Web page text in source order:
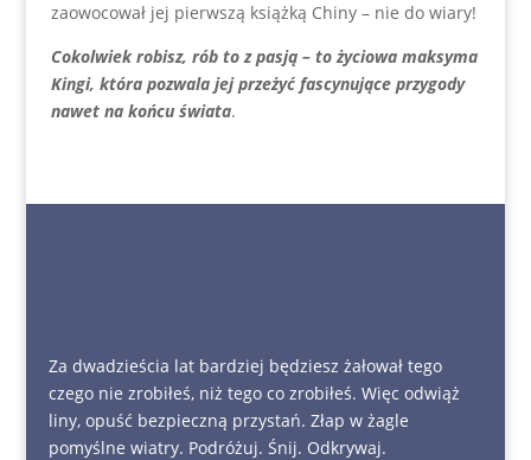
zaowocował jej pierwszą książką Chiny – nie do wiary!
Cokolwiek robisz, rób to z pasją – to życiowa maksyma
Kingi, która pozwala jej przeżyć fascynujące przygody
nawet na końcu świata.
Za dwadzieścia lat bardziej będziesz żałował tego
czego nie zrobiłeś, niż tego co zrobiłeś. Więc odwiąż
liny, opuść bezpieczną przystań. Złap w żagle
pomyślne wiatry. Podróżuj. Śnij. Odkrywaj.